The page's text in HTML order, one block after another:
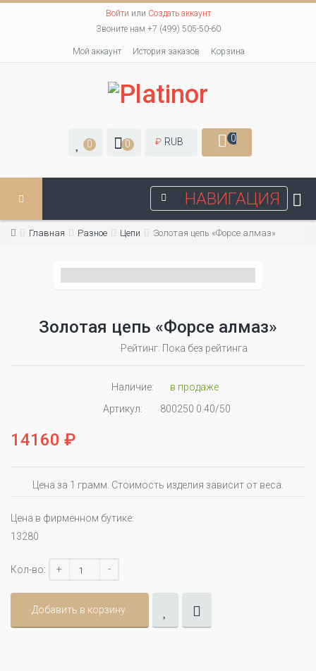
Войти или Создать аккаунт
Звоните нам +7 (499) 505-50-60
Мой аккаунт История заказов Корзина
0 0 ₽ RUB 0
НАВИГАЦИЯ
Главная Разное Цепи Золотая цепь «Форсе алмаз»
Золотая цепь «Форсе алмаз»
Рейтинг: Пока без рейтинга
Наличие:
в продаже
Артикул:
800250 0.40/50
14160 ₽
Цена за 1 грамм. Стоимость изделия зависит от веса.
Цена в фирменном бутике:
13280
Кол-во: + -
Добавить в корзину